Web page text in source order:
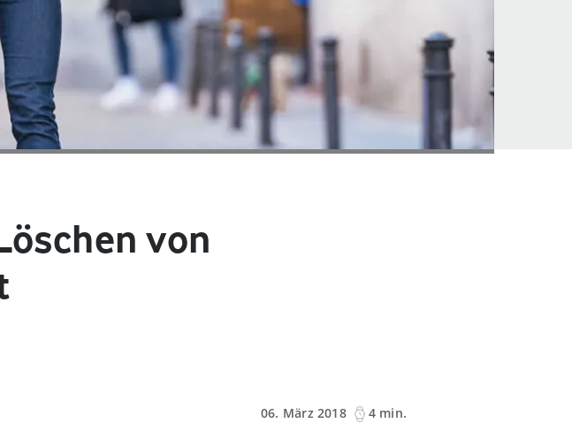
von
06. März 2018
4 min.